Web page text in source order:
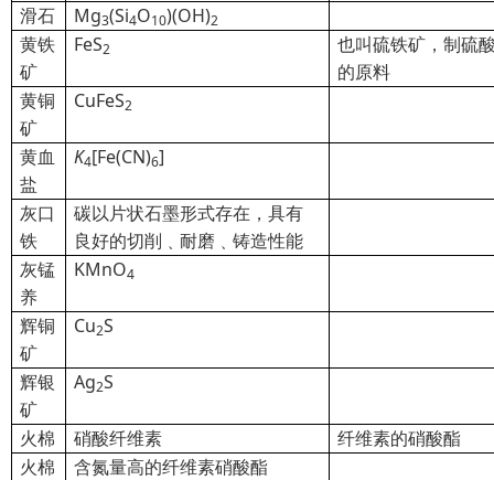
滑石
Mg3(Si4O10)(OH)2
黄铁
矿
FeS2
也叫硫铁矿，制硫
的原料
黄铜
矿
CuFeS2
黄血
盐
K4[Fe(CN)6]
灰口
铁
碳以片状石墨形式存在，具有
良好的切削﹑耐磨﹑铸造性能
灰锰
养
KMnO4
辉铜
矿
Cu2S
辉银
矿
Ag2S
火棉 硝酸纤维素
纤维素的硝酸酯
火棉
含氮量高的纤维素硝酸酯